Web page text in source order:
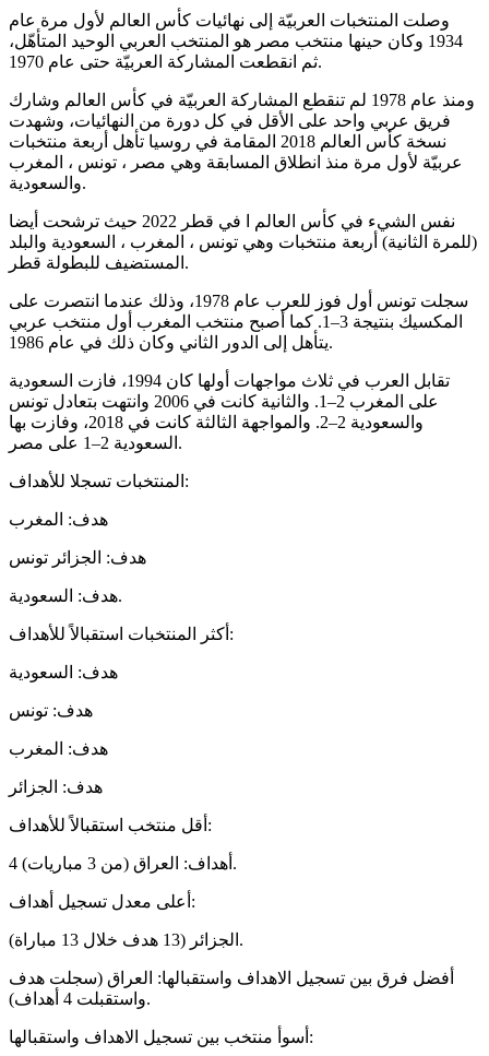
وصلت المنتخبات العربيّة إلى نهائيات كأس العالم لأول مرة عام
1934 وكان حينها منتخب مصر هو المنتخب العربي الوحيد المتأهّل،
ثم انقطعت المشاركة العربيّة حتى عام 1970.
ومنذ عام 1978 لم تنقطع المشاركة العربيّة في كأس العالم وشارك
فريق عربي واحد على الأقل في كل دورة من النهائيات، وشهدت
نسخة كأس العالم 2018 المقامة في روسيا تأهل أربعة منتخبات
عربيّة لأول مرة منذ انطلاق المسابقة وهي مصر ، تونس ، المغرب
والسعودية.
نفس الشيء في كأس العالم ا في قطر 2022 حيث ترشحت أيضا
(للمرة الثانية) أربعة منتخبات وهي تونس ، المغرب ، السعودية والبلد
المستضيف للبطولة قطر.
سجلت تونس أول فوز للعرب عام 1978، وذلك عندما انتصرت على
المكسيك بنتيجة 3–1. كما أصبح منتخب المغرب أول منتخب عربي
يتأهل إلى الدور الثاني وكان ذلك في عام 1986.
تقابل العرب في ثلاث مواجهات أولها كان 1994، فازت السعودية
على المغرب 2–1. والثانية كانت في 2006 وانتهت بتعادل تونس
والسعودية 2–2. والمواجهة الثالثة كانت في 2018، وفازت بها
السعودية 2–1 على مصر.
المنتخبات تسجلا للأهداف:
هدف: المغرب
هدف: الجزائر تونس
هدف: السعودية.
أكثر المنتخبات استقبالاً للأهداف:
هدف: السعودية
هدف: تونس
هدف: المغرب
هدف: الجزائر
أقل منتخب استقبالاً للأهداف:
4 أهداف: العراق (من 3 مباريات).
أعلى معدل تسجيل أهداف:
الجزائر (13 هدف خلال 13 مباراة).
أفضل فرق بين تسجيل الاهداف واستقبالها: العراق (سجلت هدف
واستقبلت 4 أهداف).
أسوأ منتخب بين تسجيل الاهداف واستقبالها: